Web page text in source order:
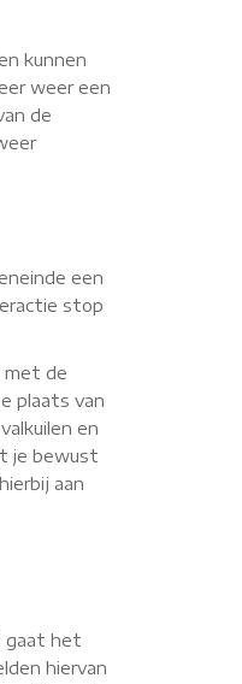
kunnen
weer een
de
een
stop
met de
plaats van
en
je bewust
aan
gaat het
hiervan